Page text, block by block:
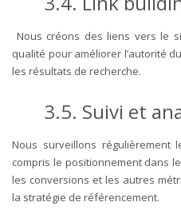
Nous créons des liens vers le
qualité pour améliorer l’autorité
les résultats de recherche.
3.5. Suivi et
Nous surveillons
compris le positionnement dans
les conversions et les autres
la stratégie de référencement.